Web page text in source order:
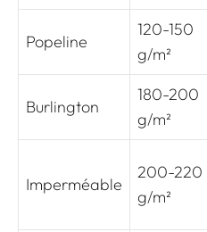
Popeline
120-150
g/m²
Burlington
180-200
g/m²
Imperméable
200-220
g/m²